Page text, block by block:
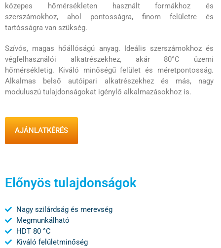
közepes hőmérsékleten használt formákhoz és
szerszámokhoz, ahol pontosságra, finom felületre és
tartósságra van szükség.
Szívós, magas hőállóságú anyag. Ideális szerszámokhoz és
végfelhasználói alkatrészekhez, akár 80°C üzemi
hőmérsékletig. Kiváló minőségű felület és méretpontosság.
Alkalmas belső autóipari alkatrészekhez és más, nagy
moduluszú tulajdonságokat igénylő alkalmazásokhoz is.
AJÁNLATKÉRÉS
Előnyös tulajdonságok
Nagy szilárdság és merevség
Megmunkálható
HDT 80 °C
Kiváló felületminőség